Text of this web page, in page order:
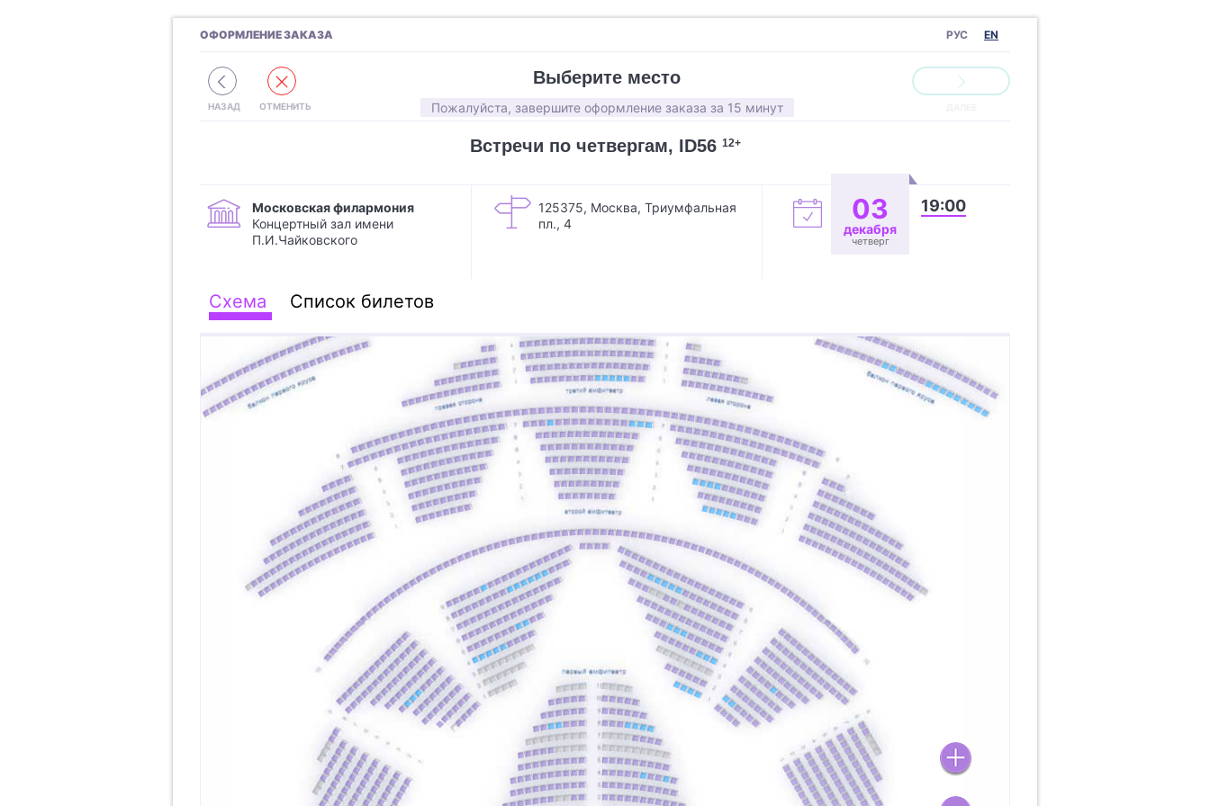
РУС EN
ОФОРМЛЕНИЕ ЗАКАЗА
Выберите место
Пожалуйста, завершите оформление заказа за 15 минут
Встречи по четвергам, ID56 12+
Московская филармония
Концертный зал имени
П.И.Чайковского
125375, Москва, Триумфальная
пл., 4
03
декабря
четверг
19:00
Схема Список билетов